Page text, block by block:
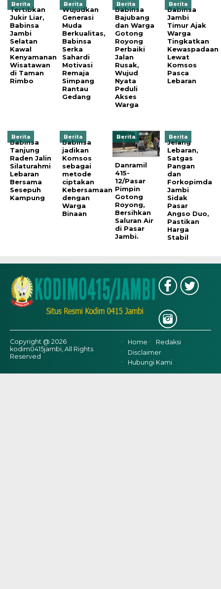
Berita
Tertibkan
Jukir Liar,
Babinsa
Jambi
Selatan
Kawal
Kenyamanan
Wisatawan
di Taman
Rimbo
Berita
Wujudkan
Generasi
Muda
Berkualitas,
Babinsa
Serka
Sahardi
Motivasi
Remaja
Simpang
Rantau
Gedang
Berita
Babinsa
Bajubang
dan Warga
Gotong
Royong
Perbaiki
Jalan
Rusak,
Wujud
Nyata
Peduli
Akses
Warga
Berita
Babinsa
Jambi
Timur Ajak
Warga
Tingkatkan
Kewaspadaan
Lewat
Komsos
Pasca
Lebaran
Berita
Babinsa
Tanjung
Raden Jalin
Silaturahmi
Lebaran
Bersama
Sesepuh
Kampung
Berita
Babinsa
jadikan
Komsos
sebagai
metode
ciptakan
Kebersamaan
dengan
Warga
Binaan
Berita
Danramil
415-
12/Pasar
Pimpin
Gotong
Royong,
Bersihkan
Saluran Air
di Pasar
Jambi.
Berita
Jelang
Lebaran,
Satgas
Pangan
dan
Forkopimda
Jambi
Sidak
Pasar
Angso Duo,
Pastikan
Harga
Stabil
Copyright @ 2026
kodim0415jambi, All Rights
Reserved
Home
Redaksi
Disclaimer
Hubungi Kami